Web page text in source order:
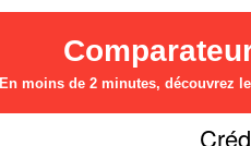
En moins de 2 minutes, découvrez